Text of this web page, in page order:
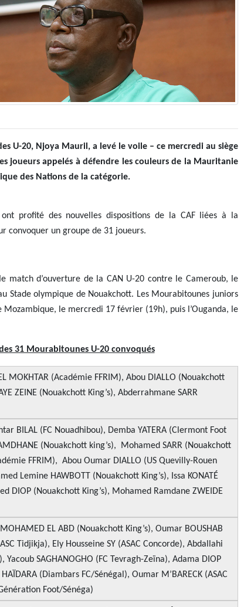
U-20, Njoya Mauril, a levé le voile – ce mercredi au siège
joueurs appelés à défendre les couleurs de la Mauritanie
des Nations de la catégorie.
profité des nouvelles dispositions de la CAF liées à la
convoquer un groupe de 31 joueurs.
match d’ouverture de la CAN U-20 contre le Cameroub, le
Stade olympique de Nouakchott. Les Mourabitounes juniors
le mercredi 17 février (19h), puis l’Ouganda, le
31 Mourabitounes U-20 convoqués
MOKHTAR (Académie FFRIM), Abou DIALLO (Nouakchott
ZEINE (Nouakchott King’s), Abderrahmane SARR
BILAL (FC Nouadhibou), Demba YATERA (Clermont Foot
(Nouakchott king’s), Mohamed SARR (Nouakchott
FFRIM), Abou Oumar DIALLO (US Quevilly-Rouen
Lemine HAWBOTT (Nouakchott King’s), Issa KONATÉ
DIOP (Nouakchott King’s), Mohamed Ramdane ZWEIDE
EL ABD (Nouakchott King’s), Oumar BOUSHAB
Tidjikja), Ely Housseine SY (ASAC Concorde), Abdallahi
Yacoub SAGHANOGHO (FC Tevragh-Zeïna), Adama DIOP
(Diambars FC/Sénégal), Oumar M’BARECK (ASAC
Foot/Sénéga)